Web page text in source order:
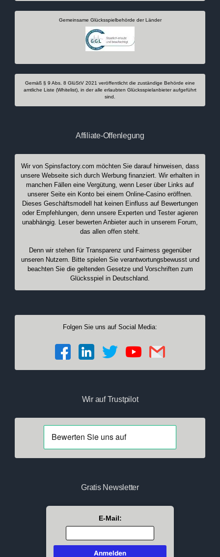
Gemeinsame Glücksspielbehörde der Länder
Gemäß § 9 Abs. 8 GlüStV 2021 veröffentlicht die zuständige Behörde eine
amtliche Liste (Whitelist), in der alle erlaubten Glücksspielanbieter aufgeführt
sind.
Affiliate-Offenlegung
Wir von Spinsfactory.com möchten Sie darauf hinweisen, dass
unsere Webseite sich durch Werbung finanziert. Wir erhalten in
manchen Fällen eine Vergütung, wenn Leser über Links auf
unserer Seite ein Konto bei einem Online-Casino eröffnen.
Dieses Geschäftsmodell hat keinen Einfluss auf Bewertungen
oder Empfehlungen, denn unsere Experten und Tester agieren
unabhängig. Leser bewerten Anbieter auch in unserem Forum,
das allen offen steht.
Denn wir stehen für Transparenz und Fairness gegenüber
unseren Nutzern. Bitte spielen Sie verantwortungsbewusst und
beachten Sie die geltenden Gesetze und Vorschriften zum
Glücksspiel in Deutschland.
Folgen Sie uns auf Social Media:
Wir auf Trustpilot
Gratis Newsletter
E-Mail: